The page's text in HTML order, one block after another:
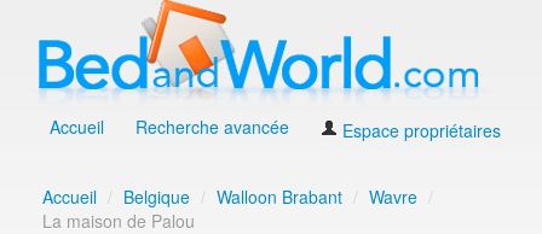
Accueil Recherche avancée Espace propriétaires
Accueil / Belgique / Walloon Brabant / Wavre /
La maison de Palou